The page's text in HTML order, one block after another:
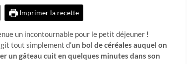
Imprimer la recette
un incontournable pour le petit déjeuner !
tout simplement d’un bol de céréales auquel on
un gâteau cuit en quelques minutes dans son